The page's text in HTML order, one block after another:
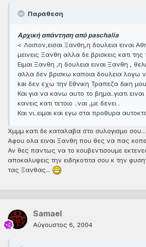
Παράθεση
Αρχική απάντηση από paschalia
< Λοιπον,εισαι Ξανθη,η δουλεια ειναι
μεινεις Ξανθη αλλα δε βρισκεις κατι
Ειμαι Ξανθη ,η δουλεια ειναι Ξανθη ,
αλλα δεν βρισκω καποια δουλεια λογω
kai δεν εχω την Εθνικη Τραπεζα δικη
Και για να κανω αυτο το βημα..γιατι ειναι
κανεις κατι τετοιο ..ναι ,με δενει .
Και νι..ειμαι και εγω στα προθυρα
Xμμμ κατι δε καταλαβα στο συλογισμο σου....
Αφου ολα ειναι Ξανθη που θες να πας
Αν θες παντως να το κουβεντισουμε
αποκαλυψεις την ειδηκοτιτα σου κ την
τας Ξανθας...
Samael
Αύγουστος 6, 2004